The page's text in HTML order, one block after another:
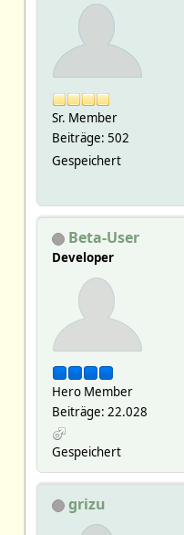
Sr. Member
Beiträge: 502
Gespeichert
Beta-User
Developer
Hero Member
Beiträge: 22.028
Gespeichert
grizu